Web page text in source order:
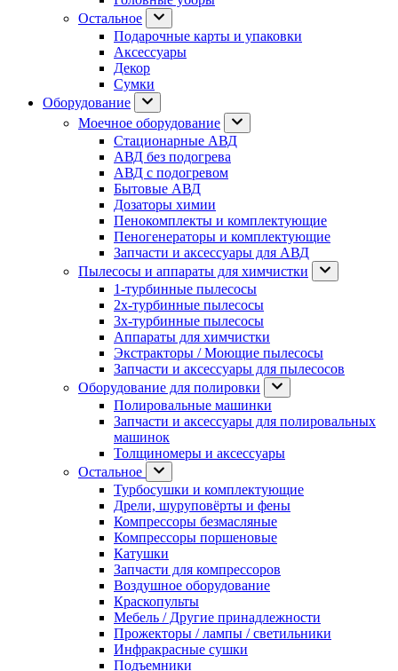
Остальное
Подарочные карты и упаковки
Аксессуары
Декор
Сумки
Оборудование
Моечное оборудование
Стационарные АВД
АВД без подогрева
АВД с подогревом
Бытовые АВД
Дозаторы химии
Пенокомплекты и комплектующие
Пеногенераторы и комплектующие
Запчасти и аксессуары для АВД
Пылесосы и аппараты для химчистки
1-турбинные пылесосы
2х-турбинные пылесосы
3х-турбинные пылесосы
Аппараты для химчистки
Экстракторы / Моющие пылесосы
Запчасти и аксессуары для пылесосов
Оборудование для полировки
Полировальные машинки
Запчасти и аксессуары для полировальных
машинок
Толщиномеры и аксессуары
Остальное
Турбосушки и комплектующие
Дрели, шуруповёрты и фены
Компрессоры безмасляные
Компрессоры поршеновые
Катушки
Запчасти для компрессоров
Воздушное оборудование
Краскопульты
Мебель / Другие принадлежности
Прожекторы / лампы / светильники
Инфракрасные сушки
Подъемники